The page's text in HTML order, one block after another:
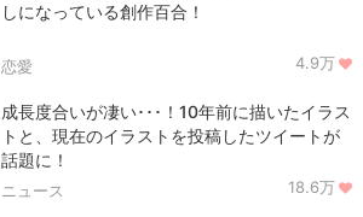
しになっている創作百合！
恋愛 4.9万
成長度合いが凄い･･･！10年前に描いたイラス
トと、現在のイラストを投稿したツイートが
話題に！
ニュース 18.6万